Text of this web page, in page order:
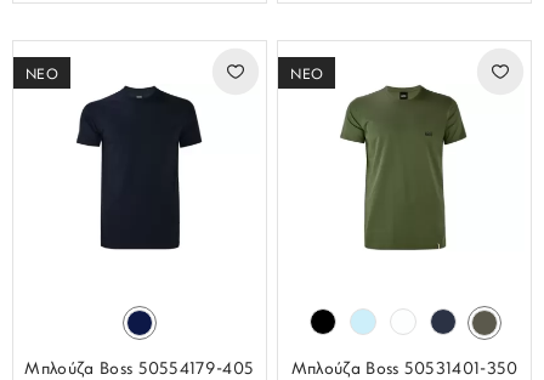
ΝΕΟ
Μπλούζα Boss 50554179-405
ΝΕΟ
Μπλούζα Boss 50531401-350